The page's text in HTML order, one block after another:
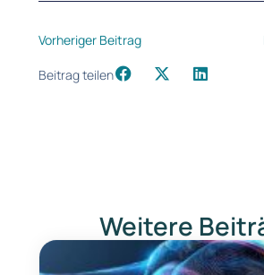
Vorheriger Beitrag
Beitrag teilen
Weitere